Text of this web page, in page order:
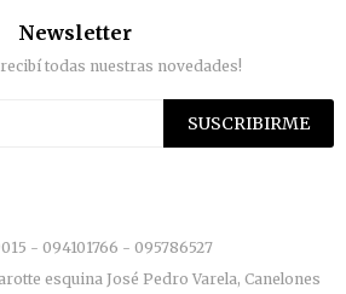
- 094101766 - 095786527
esquina José Pedro Varela, Canelones
Newsletter
recibí todas nuestras novedades!
SUSCRIBIRME